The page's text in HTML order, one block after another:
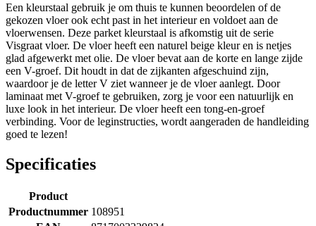
Een kleurstaal gebruik je om thuis te kunnen beoordelen of de
gekozen vloer ook echt past in het interieur en voldoet aan de
vloerwensen. Deze parket kleurstaal is afkomstig uit de serie
Visgraat vloer. De vloer heeft een naturel beige kleur en is netjes
glad afgewerkt met olie. De vloer bevat aan de korte en lange zijde
een V-groef. Dit houdt in dat de zijkanten afgeschuind zijn,
waardoor je de letter V ziet wanneer je de vloer aanlegt. Door
laminaat met V-groef te gebruiken, zorg je voor een natuurlijk en
luxe look in het interieur. De vloer heeft een tong-en-groef
verbinding. Voor de leginstructies, wordt aangeraden de handleiding
goed te lezen!
Specificaties
Product
Productnummer 108951